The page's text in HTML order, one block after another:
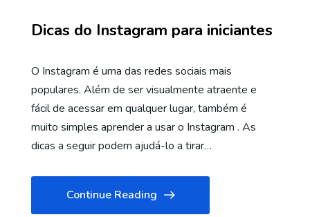
Dicas do Instagram para iniciantes
O Instagram é uma das redes sociais mais
populares. Além de ser visualmente atraente e
fácil de acessar em qualquer lugar, também é
muito simples aprender a usar o Instagram . As
dicas a seguir podem ajudá-lo a tirar…
Continue Reading